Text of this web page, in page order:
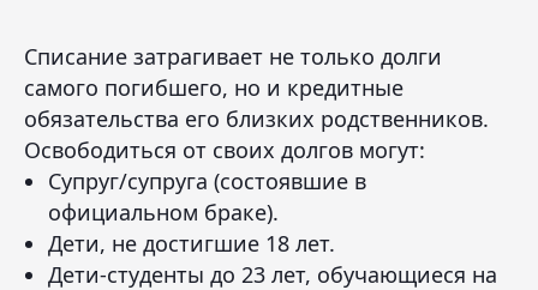
Списание затрагивает не только долги
самого погибшего, но и кредитные
обязательства его близких родственников.
Освободиться от своих долгов могут:
Супруг/супруга (состоявшие в
официальном браке).
Дети, не достигшие 18 лет.
Дети-студенты до 23 лет, обучающиеся на